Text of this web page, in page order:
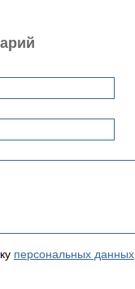
персональных данных